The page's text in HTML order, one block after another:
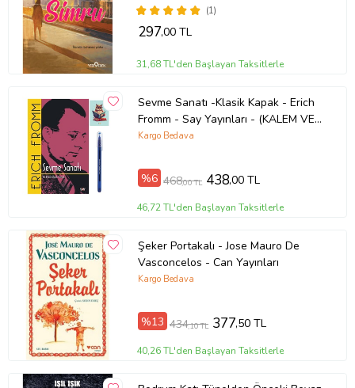
(1)
297,00 TL
31,68 TL'den Başlayan Taksitlerle
Sevme Sanatı -Klasik Kapak - Erich
Fromm - Say Yayınları - (KALEM VE
NOT DEFTERLİ) (Renksiz)
Kargo Bedava
%6 468,00 TL 438,00 TL
46,72 TL'den Başlayan Taksitlerle
Şeker Portakalı - Jose Mauro De
Vasconcelos - Can Yayınları
Kargo Bedava
%13 434,10 TL 377,50 TL
40,26 TL'den Başlayan Taksitlerle